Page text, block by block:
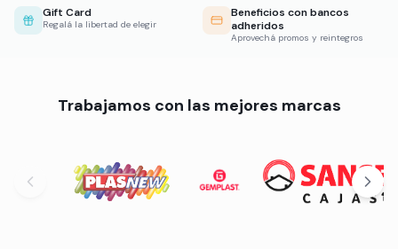
Gift Card
Regalá la libertad de elegir
Beneficios con bancos
adheridos
Aprovechá promos y reintegros
Trabajamos con las mejores marcas